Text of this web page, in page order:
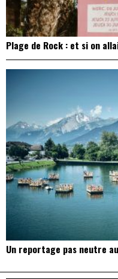
Plage de Rock : et si on
Un reportage pas neutre